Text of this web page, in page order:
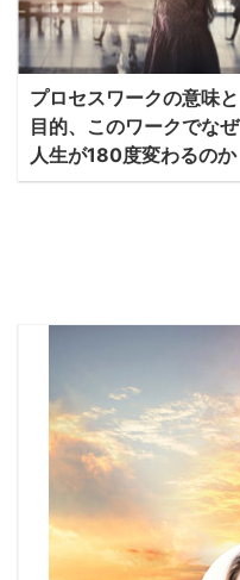
プロセスワークの意味と
目的、このワークでなぜ
人生が180度変わるのか